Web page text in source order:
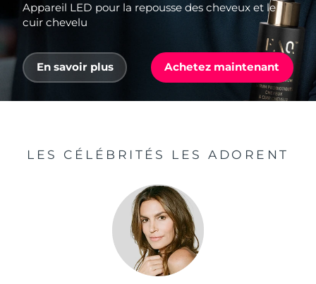
Appareil LED pour la repousse des cheveux et le
cuir chevelu
En savoir plus Achetez maintenant
LES CÉLÉBRITÉS LES ADORENT